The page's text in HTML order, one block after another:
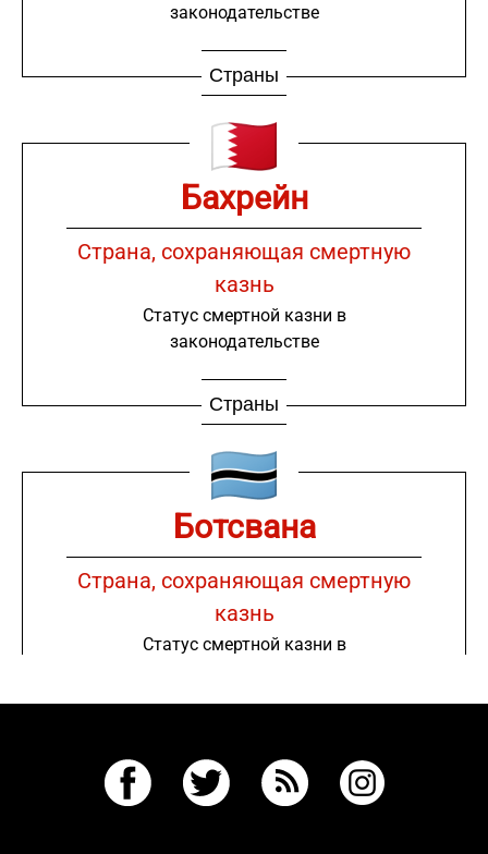
законодательстве
Страны
Бахрейн
Страна, сохраняющая смертную
казнь
Статус смертной казни в
законодательстве
Страны
Ботсвана
Страна, сохраняющая смертную
казнь
Статус смертной казни в